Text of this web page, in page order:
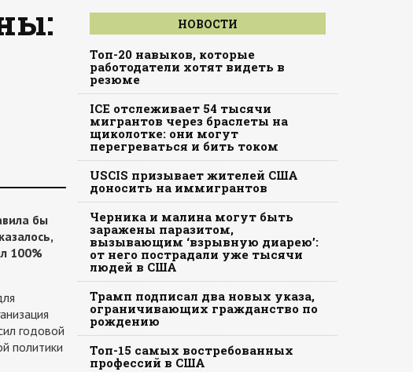
бы
100%
годовой
политики
НОВОСТИ
Топ-20 навыков, которые
работодатели хотят видеть в
резюме
ICE отслеживает 54 тысячи
мигрантов через браслеты на
щиколотке: они могут
перегреваться и бить током
USCIS призывает жителей США
доносить на иммигрантов
Черника и малина могут быть
заражены паразитом,
вызывающим ‘взрывную диарею’:
от него пострадали уже тысячи
людей в США
Трамп подписал два новых указа,
ограничивающих гражданство по
рождению
Топ-15 самых востребованных
профессий в США